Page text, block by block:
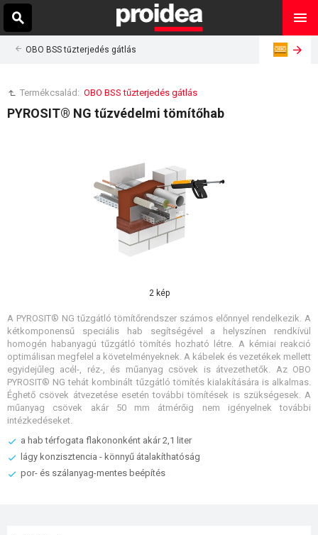
OBO BSS tűzterjedés gátlás
Termékcsalád: OBO BSS tűzterjedés gátlás
PYROSIT® NG tűzvédelmi tömítőhab
2 kép
A PYROSIT® NG tűzgátló tömítőrendszer számos előnnyel rendelkezik. A
kétkomponensű speciális hab segítségével a helyszínen rendkívül
homogén habanyagú tűzgátló tömítés hozható létre. A kémiai reakció
optimálisan megfelel a követelményeknek. A kábelek és vezetékek mellett
egyidejűleg acél-, réz-, és műanyag csövek is átvezethetők. Az OBO
PYROSIT® NG tehát kombinált tűzgátló tömítés kialakítására is alkalmas.
Éghető csövek átvezetése esetén további tömítések is szükségesek. A
műanyag csövek akár 50 mm átmérőig nem igényelnek további
intézkedéseket.
a hab térfogata flakononként akár 2,1 liter
lágy konzisztencia - könnyű átalakíthatóság
por- és szálanyag-mentes beépítés